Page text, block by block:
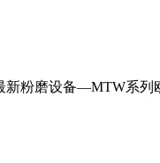
粉磨设备—MTW系